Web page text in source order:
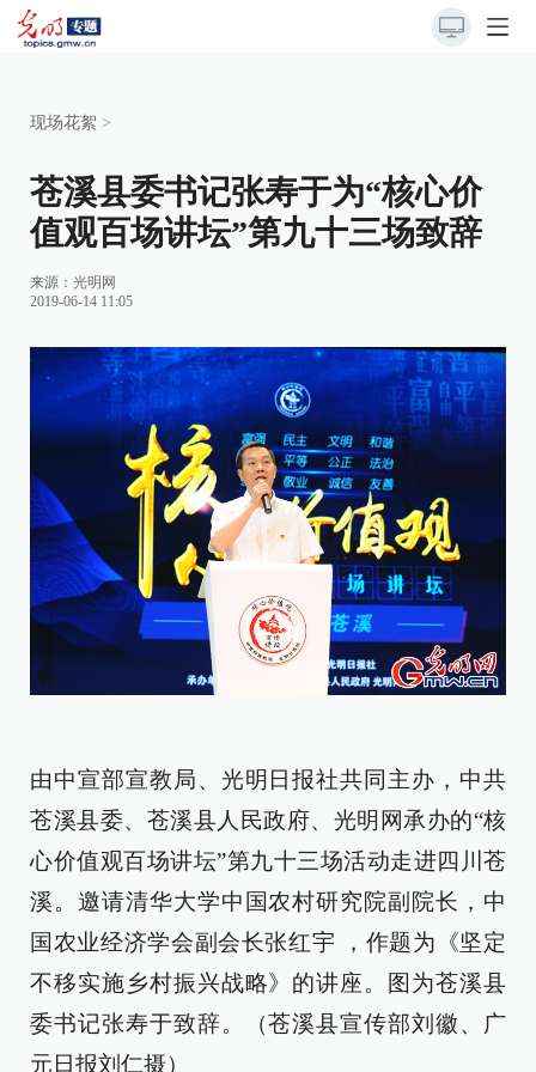
现场花絮 >
苍溪县委书记张寿于为“核心价
值观百场讲坛”第九十三场致辞
来源： 光明网
2019-06-14 11:05
由中宣部宣教局、光明日报社共同主办，中共
苍溪县委、苍溪县人民政府、光明网承办的“核
心价值观百场讲坛”第九十三场活动走进四川苍
溪。邀请清华大学中国农村研究院副院长，中
国农业经济学会副会长张红宇 ，作题为《坚定
不移实施乡村振兴战略》的讲座。图为苍溪县
委书记张寿于致辞。（苍溪县宣传部刘徽、广
元日报刘仁摄）